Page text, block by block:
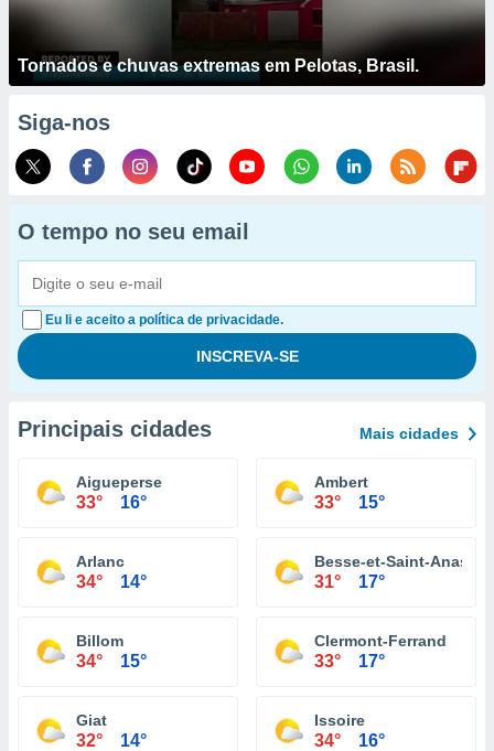
Tornados e chuvas extremas em Pelotas, Brasil.
Siga-nos
O tempo no seu email
Eu li e aceito a política de privacidade.
Principais cidades Mais cidades
Aigueperse
33° 16°
Ambert
33° 15°
Arlanc
34° 14°
Besse-et-Saint-
31° 17°
Billom
34° 15°
Clermont-Ferrand
33° 17°
Giat
32° 14°
Issoire
34° 16°